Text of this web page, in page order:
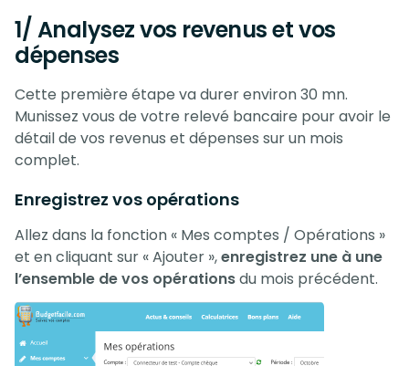
1/ Analysez vos revenus et vos
dépenses
Cette première étape va durer environ 30 mn.
Munissez vous de votre relevé bancaire pour avoir le
détail de vos revenus et dépenses sur un mois
complet.
Enregistrez vos opérations
Allez dans la fonction « Mes comptes / Opérations »
et en cliquant sur « Ajouter »,enregistrez une à une
l’ensemble de vos opérationsdu mois précédent.